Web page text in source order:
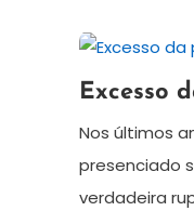
de
agosto
2024
Redação
Excesso
Nos últimos
presenciado
verdadeira